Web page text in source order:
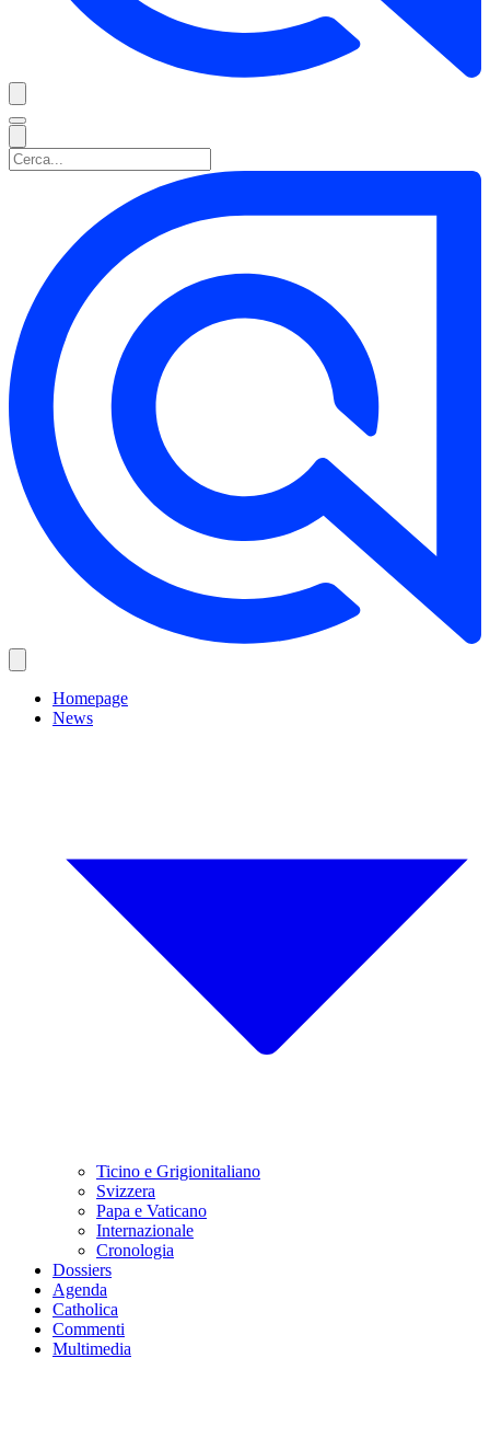
Homepage
News
Ticino e Grigionitaliano
Svizzera
Papa e Vaticano
Internazionale
Cronologia
Dossiers
Agenda
Catholica
Commenti
Multimedia